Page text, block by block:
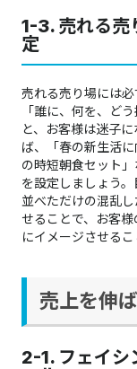
1-3. 売れる売
定
売れる売り場には必
「誰に、何を、ど
と、お客様は迷子
ば、「春の新生活
の時短朝食セット
を設定しましょう
並べただけの混乱
せることで、お客
にイメージさせるこ
売上を伸
2-1. フェイシ